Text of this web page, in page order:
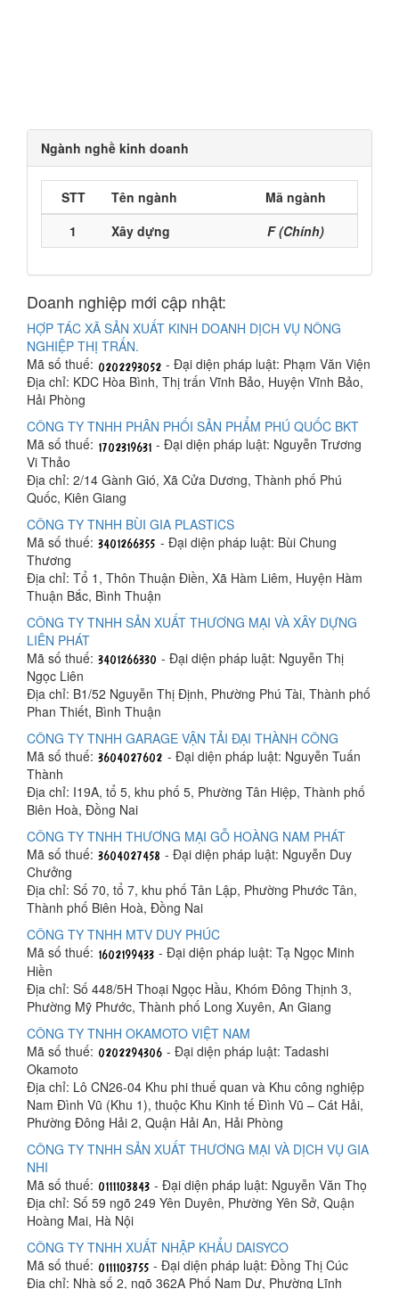
Ngành nghề kinh doanh
STT Tên ngành
Mã ngành
1
Xây dựng F (Chính)
Doanh nghiệp mới cập nhật:
HỢP TÁC XÃ SẢN XUẤT KINH DOANH DỊCH VỤ NÔNG
NGHIỆP THỊ TRẤN.
Mã số thuế:
- Đại diện pháp luật: Phạm Văn Viện
Địa chỉ: KDC Hòa Bình, Thị trấn Vĩnh Bảo, Huyện Vĩnh Bảo,
Hải Phòng
CÔNG TY TNHH PHÂN PHỐI SẢN PHẨM PHÚ QUỐC BKT
Mã số thuế:
- Đại diện pháp luật: Nguyễn Trương
Vi Thảo
Địa chỉ: 2/14 Gành Gió, Xã Cửa Dương, Thành phố Phú
Quốc, Kiên Giang
CÔNG TY TNHH BÙI GIA PLASTICS
Mã số thuế:
- Đại diện pháp luật: Bùi Chung
Thương
Địa chỉ: Tổ 1, Thôn Thuận Điền, Xã Hàm Liêm, Huyện Hàm
Thuận Bắc, Bình Thuận
CÔNG TY TNHH SẢN XUẤT THƯƠNG MẠI VÀ XÂY DỰNG
LIÊN PHÁT
Mã số thuế:
- Đại diện pháp luật: Nguyễn Thị
Ngọc Liên
Địa chỉ: B1/52 Nguyễn Thị Định, Phường Phú Tài, Thành phố
Phan Thiết, Bình Thuận
CÔNG TY TNHH GARAGE VẬN TẢI ĐẠI THÀNH CÔNG
Mã số thuế:
- Đại diện pháp luật: Nguyễn Tuấn
Thành
Địa chỉ: I19A, tổ 5, khu phố 5, Phường Tân Hiệp, Thành phố
Biên Hoà, Đồng Nai
CÔNG TY TNHH THƯƠNG MẠI GỖ HOÀNG NAM PHÁT
Mã số thuế:
- Đại diện pháp luật: Nguyễn Duy
Chưởng
Địa chỉ: Số 70, tổ 7, khu phố Tân Lập, Phường Phước Tân,
Thành phố Biên Hoà, Đồng Nai
CÔNG TY TNHH MTV DUY PHÚC
Mã số thuế:
- Đại diện pháp luật: Tạ Ngọc Minh
Hiền
Địa chỉ: Số 448/5H Thoại Ngọc Hầu, Khóm Đông Thịnh 3,
Phường Mỹ Phước, Thành phố Long Xuyên, An Giang
CÔNG TY TNHH OKAMOTO VIỆT NAM
Mã số thuế:
- Đại diện pháp luật: Tadashi
Okamoto
Địa chỉ: Lô CN26-04 Khu phi thuế quan và Khu công nghiệp
Nam Đình Vũ (Khu 1), thuộc Khu Kinh tế Đình Vũ – Cát Hải,
Phường Đông Hải 2, Quận Hải An, Hải Phòng
CÔNG TY TNHH SẢN XUẤT THƯƠNG MẠI VÀ DỊCH VỤ GIA
NHI
Mã số thuế:
- Đại diện pháp luật: Nguyễn Văn Thọ
Địa chỉ: Số 59 ngõ 249 Yên Duyên, Phường Yên Sở, Quận
Hoàng Mai, Hà Nội
CÔNG TY TNHH XUẤT NHẬP KHẨU DAISYCO
Mã số thuế:
- Đại diện pháp luật: Đồng Thị Cúc
Địa chỉ: Nhà số 2, ngõ 362A Phố Nam Dư, Phường Lĩnh